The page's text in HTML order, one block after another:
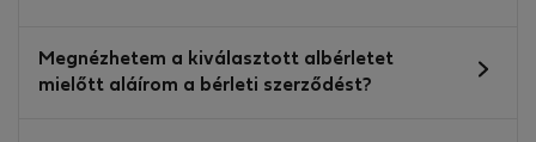
Megnézhetem a kiválasztott albérletet
mielőtt aláírom a bérleti szerződést?